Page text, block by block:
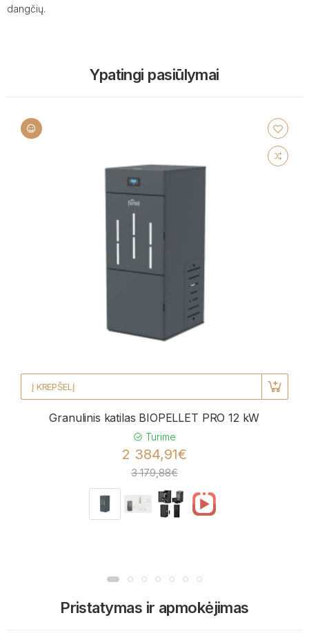
dangčių.
Ypatingi pasiūlymai
Į KREPŠELĮ
Granulinis katilas BIOPELLET PRO 12 kW
Turime
2 384,91€
3 179,88€
Pristatymas ir apmokėjimas